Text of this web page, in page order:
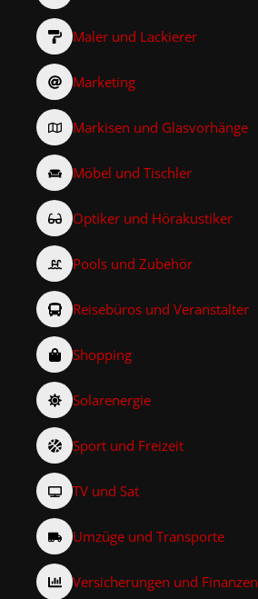
Maler und Lackierer
Marketing
Markisen und Glasvorhänge
Möbel und Tischler
Optiker und Hörakustiker
Pools und Zubehör
Reisebüros und Veranstalter
Shopping
Solarenergie
Sport und Freizeit
TV und Sat
Umzüge und Transporte
Versicherungen und Finanzen